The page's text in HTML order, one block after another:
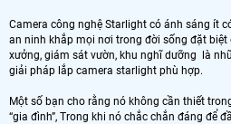
Camera công nghệ Starlight có ánh sáng ít
an ninh khắp mọi nơi trong đời sống đặt biệt
xưởng, giám sát vườn, khu nghĩ dưỡng là
giải pháp lắp camera starlight phù hợp.
Một số bạn cho rằng nó không cần thiết
“gia đình”, Trong khi nó chắc chắn đáng để